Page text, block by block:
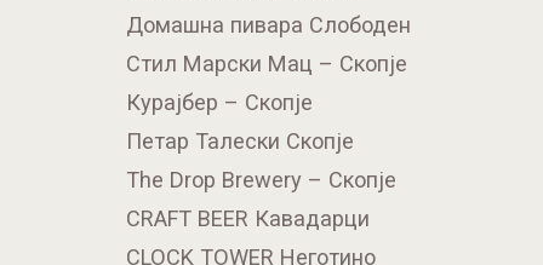
Домашна пивара Слободен
Стил Марски Мац – Скопје
Курајбер – Скопје
Петар Талески Скопје
The Drop Brewery – Скопје
CRAFT BEER Кавадарци
CLOCK TOWER Неготино